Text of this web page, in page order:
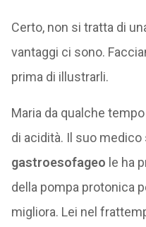
Certo, non si tratta di
vantaggi ci sono.
prima di illustrarli.
Maria da qualche
di acidità. Il suo
gastroesofageo le ha
della pompa protonica
migliora. Lei nel